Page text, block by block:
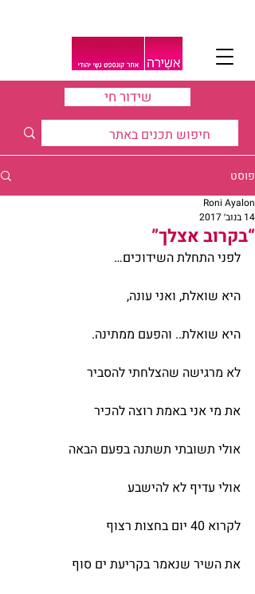
שידור חי
פוסט
“בקרוב אצלך”
Roni Ayalon
14 בנוב׳ 2017
לפני התחלת השידוכים…
היא שואלת, ואני עונה,
היא שואלת.. והפעם ממתינה.
לא מרגישה שהצלחתי להסביר
את מי אני באמת רוצה להכיר
אולי תשובתי תשתנה בפעם הבאה
אולי עדיף לא להישבע
לקרוא 40 יום בחצות רצוף
את השיר שנאמר בקריעת ים סוף